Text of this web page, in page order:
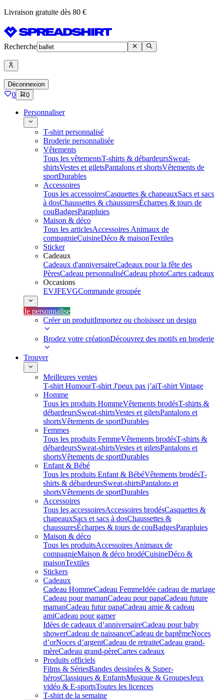
Livraison gratuite dès 80 €
Recherche
Déconnexion
0 0
Personnaliser
T-shirt personnalisé
Broderie personnalisée
Vêtements
Tous les vêtementsT-shirts & débardeursSweat-
shirtsVestes et giletsPantalons et shortsVêtements de
sportDurables
Accessoires
Tous les accessoiresCasquettes & chapeauxSacs et sacs
à dosChaussettes & chaussuresÉcharpes & tours de
couBadgesParapluies
Maison & déco
Tous les articlesAccessoires Animaux de
compagnieCuisineDéco & maisonTextiles
Sticker
Cadeaux
Cadeaux d'anniversaireCadeaux pour la fête des
PèresCadeau personnaliséCadeau photoCartes cadeaux
Occasions
EVJFEVGCommande groupée
Je personnalise
Créer un produitImportez ou choisissez un design
Brodez votre créationDécouvrez des motifs en broderie
Trouver
Meilleures ventes
T-shirt HumourT-shirt J'peux pas j’aiT-shirt Vintage
Homme
Tous les produits HommeVêtements brodésT-shirts &
débardeursSweat-shirtsVestes et giletsPantalons et
shortsVêtements de sportDurables
Femmes
Tous les produits FemmeVêtements brodésT-shirts &
débardeursSweat-shirtsVestes et giletsPantalons et
shortsVêtements de sportDurables
Enfant & Bébé
Tous les produits Enfant & BébéVêtements brodésT-
shirts & débardeursSweat-shirtsPantalons et
shortsVêtements de sportDurables
Accessoires
Tous les accessoiresAccessoires brodésCasquettes &
chapeauxSacs et sacs à dosChaussettes &
chaussuresÉcharpes & tours de couBadgesParapluies
Maison & déco
Tous les produitsAccessoires Animaux de
compagnieMaison & déco brodéCuisineDéco &
maisonTextiles
Stickers
Cadeaux
Cadeau HommeCadeau FemmeIdée cadeau de mariage​
Cadeau pour mamanCadeau pour papaCadeau future
mamanCadeau futur papaCadeau amie & cadeau
amiCadeau pour gamer
Idées de cadeaux d’anniversaireCadeau pour baby
showerCadeau de naissanceCadeau de baptêmeNoces
d’orNoces d’argentCadeau de retraiteCadeau grand-
mèreCadeau grand-pèreCartes cadeaux
Produits officiels
Films & SériesBandes dessinées & Super-
hérosClassiques & EnfantsMusique & GroupesJeux
vidéo & E-sportsToutes les licences
T-shirt de la semaine